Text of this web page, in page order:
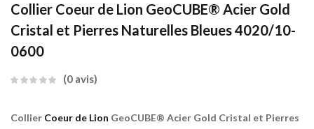
Collier Coeur de Lion GeoCUBE® Acier Gold
Cristal et Pierres Naturelles Bleues 4020/10-
0600
0 avis
Collier Coeur de Lion GeoCUBE® Acier Gold Cristal et Pierres